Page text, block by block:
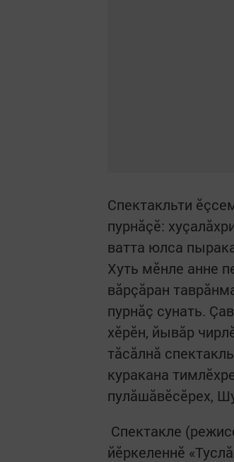
Спектакльти
пурнăçӗ:
ватта юлса
Хуть мӗнле анне
вăрçăран
пурнăç сунать.
хӗрӗн, йывăр
тăсăлнă
куракана
пулăшăвӗсӗрех,
Спектакле
йӗркеленнӗ